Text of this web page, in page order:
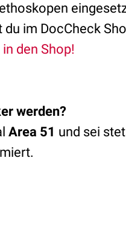
im DocCheck
in den Shop!
werden?
Area 51 und sei